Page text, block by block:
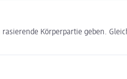
Körperpartie geben.